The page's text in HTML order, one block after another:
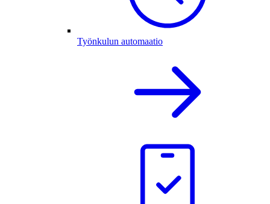
Työnkulun automaatio